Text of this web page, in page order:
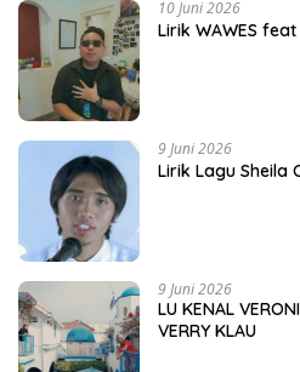
10 Juni 2026
Lirik WAWES feat
9 Juni 2026
Lirik Lagu Sheila
9 Juni 2026
LU KENAL
VERRY KLAU